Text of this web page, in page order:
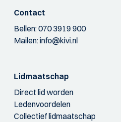
Contact
Bellen:070 3919 900
Mailen:info@kivi.nl
Lidmaatschap
Direct lid worden
Ledenvoordelen
Collectief lidmaatschap